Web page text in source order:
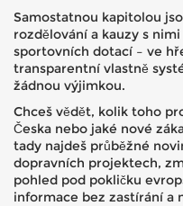
Samostatnou kapitolou
rozdělování a kauzy s
sportovních dotací – ve
transparentní vlastně
žádnou výjimkou.
Chceš vědět, kolik toho
Česka nebo jaké nové
tady najdeš průběžné
dopravních projektech,
pohled pod pokličku
informace bez zastírání a